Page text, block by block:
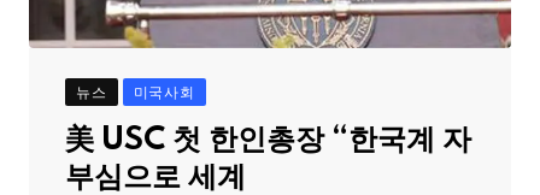
뉴스 미국사회
美 USC 첫 한인총장 “한국계 자
부심으로 세계